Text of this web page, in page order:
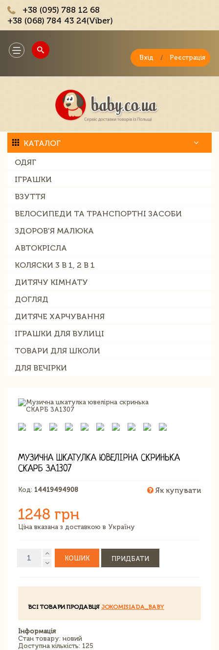
+38 (095) 788 12 68
+38 (068) 784 43 24(Viber)
Toggle
navigation
Вхід / Реєстрація
КАТАЛОГ
ОДЯГ
ІГРАШКИ
ВЗУТТЯ
ВЕЛОСИПЕДИ ТА ТРАНСПОРТНІ ЗАСОБИ
ЗДОРОВ'Я МАЛЮКА
АВТОКРІСЛА
КОЛЯСКИ 3 В 1, 2 В 1
ДИТЯЧУ КІМНАТУ
ДОГЛЯД
ДИТЯЧЕ ХАРЧУВАННЯ
ІГРАШКИ ДЛЯ ВУЛИЦІ
ТОВАРИ ДЛЯ ШКОЛИ
ДЛЯ ВЕЧІРКИ
МУЗИЧНА ШКАТУЛКА ЮВЕЛІРНА СКРИНЬКА
СКАРБ ЗА1307
Код: 14419494908 Як купувати
1248 грн
Ціна вказана з доставкою в Україну
КОШИК ПРИДБАТИ
ВСІ ТОВАРИ ПРОДАВЦЯ JOKOMISIADA_BABY
Інформація
Стан товару: новий
Доступна кількість: 125